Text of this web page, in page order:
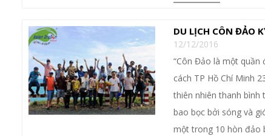
DU LỊCH CÔN ĐẢO
12/12/2016
“Côn Đảo là một quần
cách TP Hồ Chí Minh
thiên nhiên thanh bình
bao bọc bởi sóng và
một trong 10 hòn đảo